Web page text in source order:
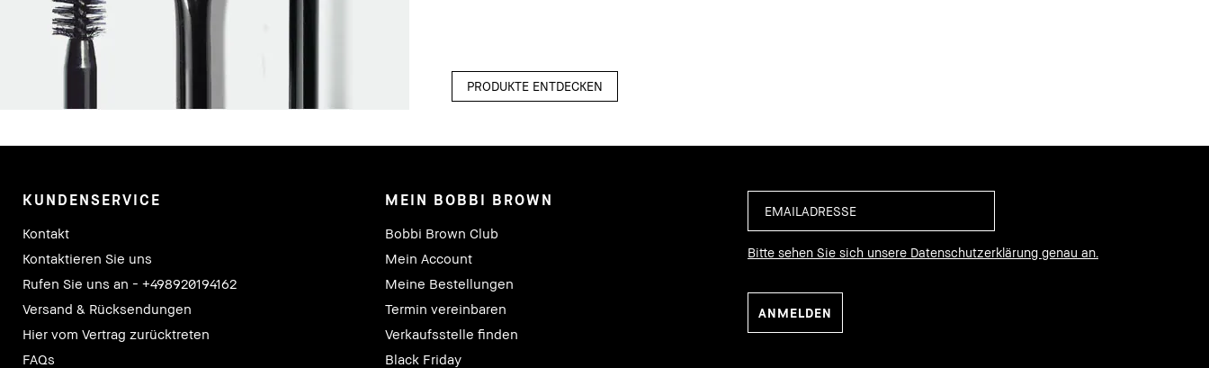
PRODUKTE ENTDECKEN
KUNDENSERVICE
Kontakt
Kontaktieren Sie uns
Rufen Sie uns an - +498920194162
Versand & Rücksendungen
Hier vom Vertrag zurücktreten
FAQs
MEIN BOBBI BROWN
Bobbi Brown Club
Mein Account
Meine Bestellungen
Termin vereinbaren
Verkaufsstelle finden
Black Friday
Bitte sehen Sie sich unsere Datenschutzerklärung genau an.